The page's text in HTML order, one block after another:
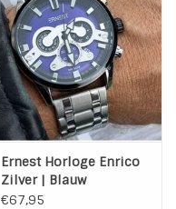
Ernest Horloge Enrico
Zilver | Blauw
€67,95